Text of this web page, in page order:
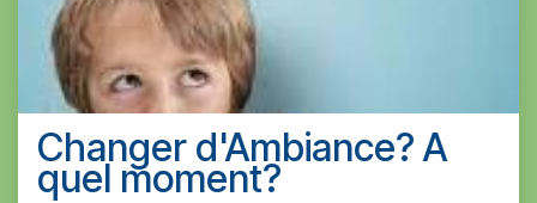
Changer d'Ambiance? A
quel moment?